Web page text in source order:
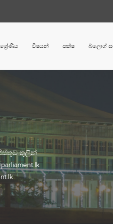
ශ්‍රේණිය විෂයන් පක්ෂ බ්ලොග්
තුලින්